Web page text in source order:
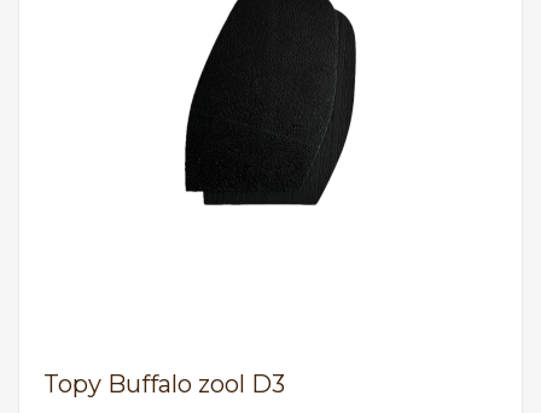
Topy Buffalo zool D3